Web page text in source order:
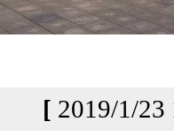
[ 2019/1/